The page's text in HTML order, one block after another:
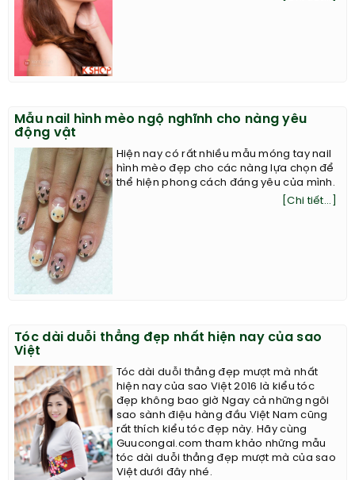
Mẫu nail hình mèo ngộ nghĩnh cho nàng yêu
động vật
Hiện nay có rất nhiều mẫu móng tay nail
hình mèo đẹp cho các nàng lựa chọn để
thể hiện phong cách đáng yêu của mình.
[Chi tiết...]
Tóc dài duỗi thẳng đẹp nhất hiện nay của sao
Việt
Tóc dài duỗi thẳng đẹp mượt mà nhất
hiện nay của sao Việt 2016 là kiểu tóc
đẹp không bao giờ Ngay cả những ngôi
sao sành điệu hàng đầu Việt Nam cũng
rất thích kiểu tóc đẹp này. Hãy cùng
Guucongai.com tham khảo những mẫu
tóc dài duỗi thẳng đẹp mượt mà của sao
Việt dưới đây nhé.